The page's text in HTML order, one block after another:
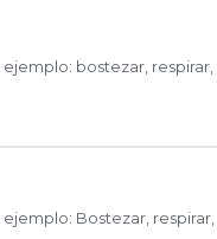
bostezar,
Bostezar,